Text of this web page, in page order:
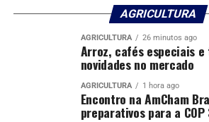
AGRICULTURA
AGRICULTURA 26 minutos ago
Arroz, cafés especiais
novidades no mercado
AGRICULTURA 1 hora ago
Encontro na AmCham
preparativos para a COP